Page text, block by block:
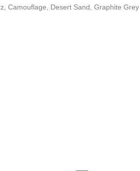
Camouflage, Desert Sand, Graphite Grey